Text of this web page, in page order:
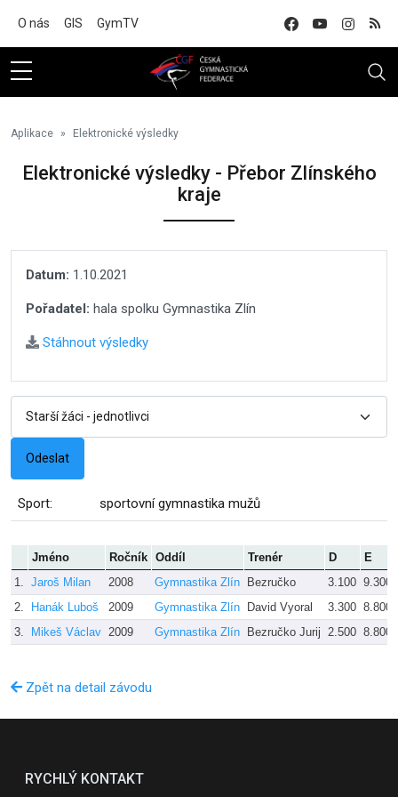
O nás GIS GymTV
Aplikace Elektronické výsledky
Elektronické výsledky - Přebor Zlínského
kraje
Datum: 1.10.2021
Pořadatel: hala spolku Gymnastika Zlín
Stáhnout výsledky
Sport: sportovní gymnastika mužů
Jméno Ročník Oddíl Trenér D
E
1. Jaroš Milan 2008 Gymnastika Zlín Bezručko 3.100 9.300
2.
Hanák Luboš 2009 Gymnastika Zlín David Vyoral 3.300 8.800
3.
Mikeš Václav 2009 Gymnastika Zlín Bezručko Jurij 2.500 8.800
Zpět na detail závodu
RYCHLÝ KONTAKT